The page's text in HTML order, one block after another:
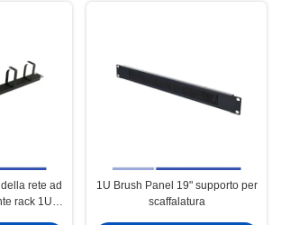
rete ad
rack 1U
1U Brush Panel 19" supporto per
scaffalatura